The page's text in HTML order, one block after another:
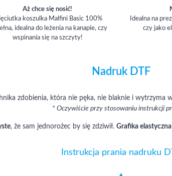
Aż chce się nosić!
koszulka Malfini Basic 100%
idealna do leżenia na kanapie, czy
wspinania się na szczyty!
Idealna na
czy jako
Nadruk DTF
zdobienia, która nie pęka, nie blaknie i wytrzyma
* Oczywiście przy stosowaniu instrukcji
, że sam jednorożec by się zdziwił. Grafika elastyczna
Instrukcja prania nadruku